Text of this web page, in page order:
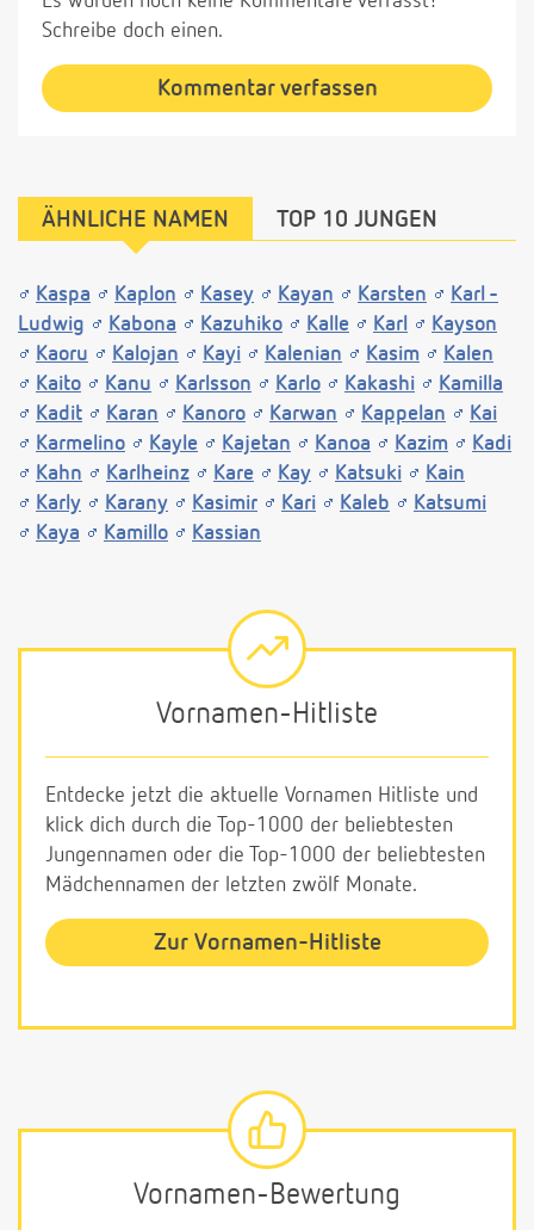
Schreibe doch einen.
Kommentar verfassen
ÄHNLICHE NAMEN TOP 10 JUNGEN
Kaspa Kaplon Kasey Kayan Karsten
Karl -
Ludwig
Kabona Kazuhiko Kalle Karl
Kayson
Kaoru
Kalojan Kayi Kalenian Kasim
Kalen
Kaito
Kanu Karlsson Karlo Kakashi
Kamilla
Kadit
Karan Kanoro Karwan Kappelan
Kai
Karmelino
Kayle Kajetan Kanoa Kazim
Kadi
Kahn
Karlheinz Kare Kay Katsuki
Kain
Karly
Karany Kasimir Kari Kaleb
Katsumi
Kaya
Kamillo Kassian
Vornamen-Hitliste
Entdecke jetzt die aktuelle Vornamen Hitliste und
klick dich durch die Top-1000 der beliebtesten
Jungennamen oder die Top-1000 der beliebtesten
Mädchennamen der letzten zwölf Monate.
Zur Vornamen-Hitliste
Vornamen-Bewertung